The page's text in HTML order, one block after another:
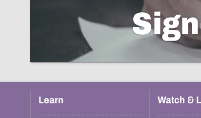
Learn Watch &